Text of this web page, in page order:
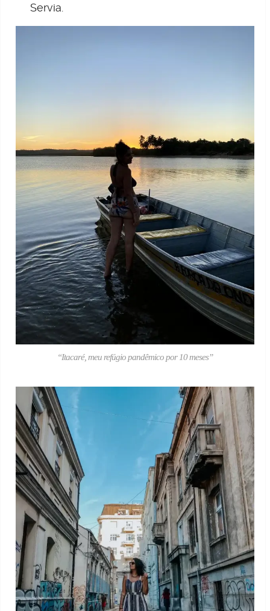
Servia.
“Itacaré, meu refúgio pandêmico por 10 meses”